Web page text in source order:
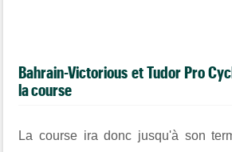
Bahrain-Victorious etTudor Pro
la course
La course ira donc jusqu'à son